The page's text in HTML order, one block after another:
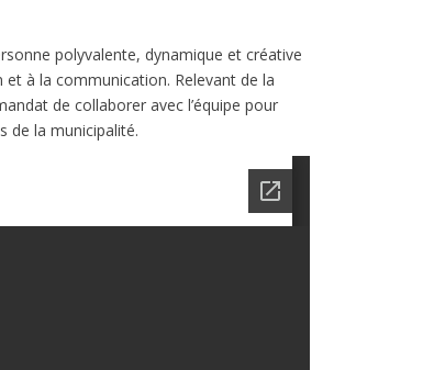
polyvalente, dynamique et créative
à la communication. Relevant de la
de collaborer avec l’équipe pour
de la municipalité.